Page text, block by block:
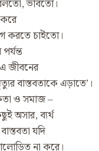
ভাবতো।
করতে চাইতো।
জীবনের
বাস্তবতাকে এড়াতে’।
ও সমাজ –
অসার, ব‍্যর্থ
যদি
না করে।